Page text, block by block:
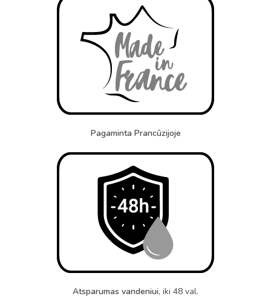
Pagaminta Prancūzijoje
Atsparumas vandeniui, iki 48 val.